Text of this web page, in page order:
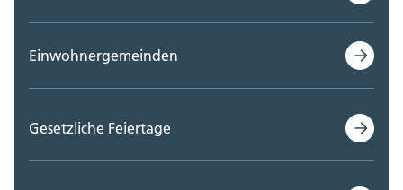
Einwohnergemeinden
Gesetzliche Feiertage